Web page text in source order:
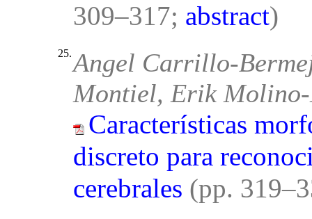
309–317; abstract)
25.Angel Carrillo-
Montiel, Erik
Características
discreto para
cerebrales (pp.